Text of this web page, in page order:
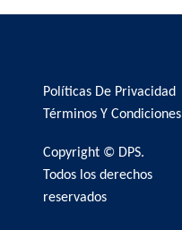
Políticas De Privacidad
Términos Y Condiciones
Copyright © DPS.
Todos los derechos
reservados